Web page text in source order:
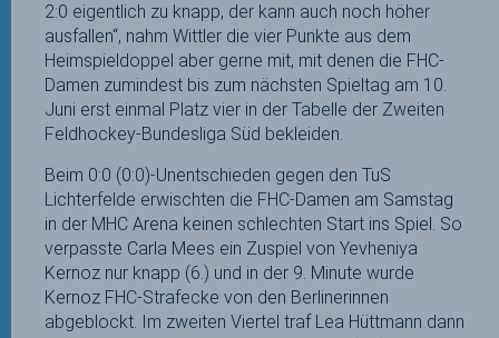
2:0 eigentlich zu knapp, der kann auch noch höher
ausfallen“, nahm Wittler die vier Punkte aus dem
Heimspieldoppel aber gerne mit, mit denen die FHC-
Damen zumindest bis zum nächsten Spieltag am 10.
Juni erst einmal Platz vier in der Tabelle der Zweiten
Feldhockey-Bundesliga Süd bekleiden.
Beim 0:0 (0:0)-Unentschieden gegen den TuS
Lichterfelde erwischten die FHC-Damen am Samstag
in der MHC Arena keinen schlechten Start ins Spiel. So
verpasste Carla Mees ein Zuspiel von Yevheniya
Kernoz nur knapp (6.) und in der 9. Minute wurde
Kernoz FHC-Strafecke von den Berlinerinnen
abgeblockt. Im zweiten Viertel traf Lea Hüttmann dann